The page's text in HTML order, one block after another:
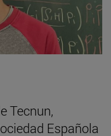
Tecnun,
Española